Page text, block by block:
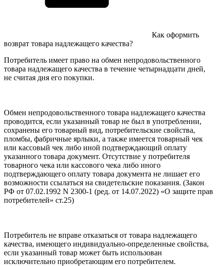
Как оформить
возврат товара надлежащего качества?
Потребитель имеет право на обмен непродовольственного
товара надлежащего качества в течение четырнадцати дней,
не считая дня его покупки.
Обмен непродовольственного товара надлежащего качества
проводится, если указанный товар не был в употреблении,
сохранены его товарный вид, потребительские свойства,
пломбы, фабричные ярлыки, а также имеется товарный чек
или кассовый чек либо иной подтверждающий оплату
указанного товара документ. Отсутствие у потребителя
товарного чека или кассового чека либо иного
подтверждающего оплату товара документа не лишает его
возможности ссылаться на свидетельские показания. (Закон
РФ от 07.02.1992 N 2300-1 (ред. от 14.07.2022) «О защите прав
потребителей» ст.25)
Потребитель не вправе отказаться от товара надлежащего
качества, имеющего индивидуально-определенные свойства,
если указанный товар может быть использован
исключительно приобретающим его потребителем.